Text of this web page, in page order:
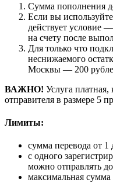
Сумма пополнения
Если вы
действует условие
на счету после
Для только что
неснижаемого
Москвы — 200
ВАЖНО! Услуга платная,
отправителя в размере 5
Лимиты:
сумма перевода от 1
с одного
можно отправлять
максимальная